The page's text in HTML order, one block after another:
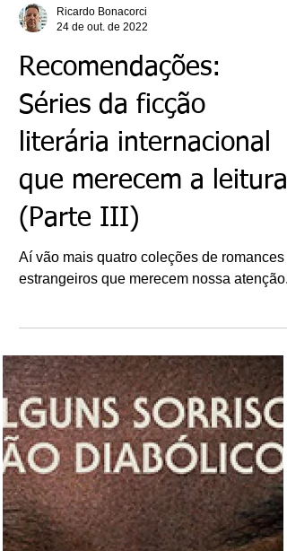
Ricardo Bonacorci
Recomendações:
Séries da ficção
literária internacional
que merecem a leitura
(Parte III)
Aí vão mais quatro coleções de romances
estrangeiros que merecem nossa atenção.